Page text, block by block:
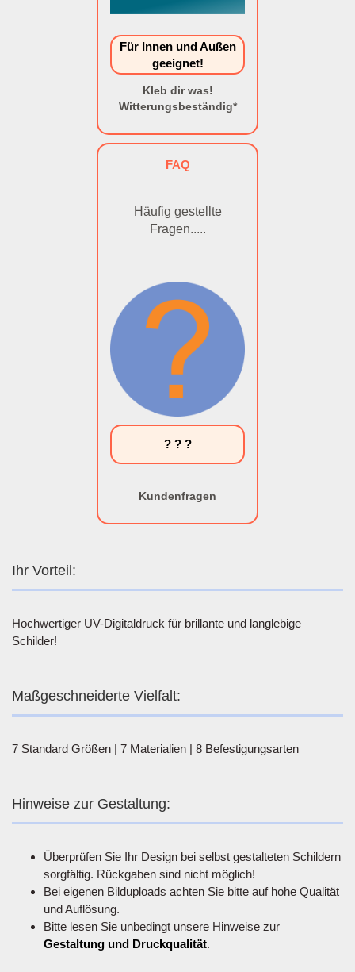
Für Innen und Außen
geeignet!
Kleb dir was!
Witterungsbeständig*
FAQ
Häufig gestellte
Fragen.....
? ? ?
Kundenfragen
Ihr Vorteil:
Hochwertiger UV-Digitaldruck für brillante und langlebige
Schilder!
Maßgeschneiderte Vielfalt:
7 Standard Größen | 7 Materialien | 8 Befestigungsarten
Hinweise zur Gestaltung:
Überprüfen Sie Ihr Design bei selbst gestalteten Schildern
sorgfältig. Rückgaben sind nicht möglich!
Bei eigenen Bilduploads achten Sie bitte auf hohe Qualität
und Auflösung.
Bitte lesen Sie unbedingt unsere Hinweise zur
Gestaltung und Druckqualität.